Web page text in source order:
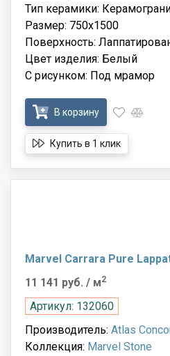
Тип керамики:
Размер: 750x1500
Поверхность:
Цвет изделия: Белый
С рисунком: Под мрамор
В корзину
Купить в 1 клик
Marvel Carrara Pure
11 141 руб. / м2
Артикул: 132060
Производитель: Atlas
Коллекция: Marvel Stone